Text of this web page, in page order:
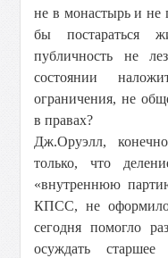
не в монастырь и
бы постараться
публичность не
состоянии
ограничения, не
в правах?
Дж.Оруэлл,
только, что
«внутреннюю
КПСС, не
сегодня помогло
осуждать